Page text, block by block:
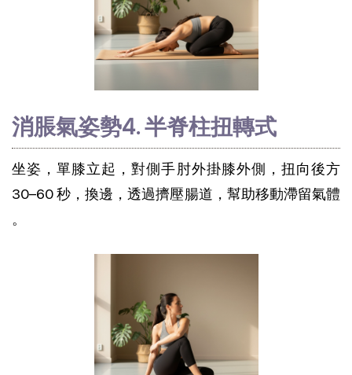
消脹氣姿勢4. 半脊柱扭轉式
坐姿，單膝立起，對側手肘外掛膝外側，扭向後方
30–60 秒，換邊，透過擠壓腸道，幫助移動滯留氣體
。